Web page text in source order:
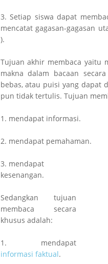
3. Setiap siswa dapat
mencatat gagasan-gagasan
).
Tujuan akhir membaca yaitu
makna dalam bacaan
bebas, atau puisi yang dapat
pun tidak tertulis. Tujuan
1. mendapat informasi.
2. mendapat pemahaman.
3. mendapat
kesenangan.
Sedangkan tujuan
membaca secara
khusus adalah:
1. mendapat
informasi faktual.